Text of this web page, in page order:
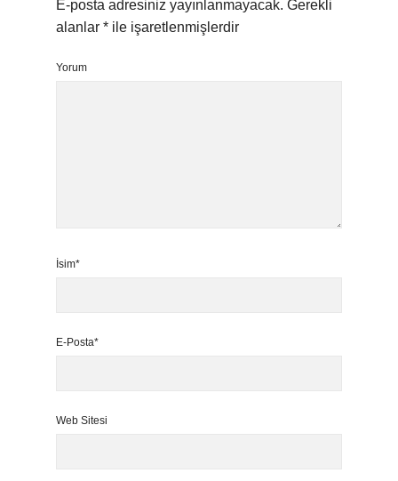
E-posta adresiniz yayınlanmayacak. Gerekli
alanlar * ile işaretlenmişlerdir
Yorum
İsim*
E-Posta*
Web Sitesi